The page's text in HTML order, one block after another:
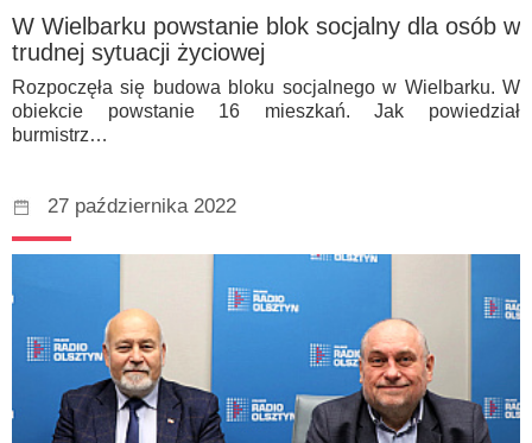
W Wielbarku powstanie blok socjalny dla osób w
trudnej sytuacji życiowej
Rozpoczęła się budowa bloku socjalnego w Wielbarku. W
obiekcie powstanie 16 mieszkań. Jak powiedział
burmistrz…
27 października 2022